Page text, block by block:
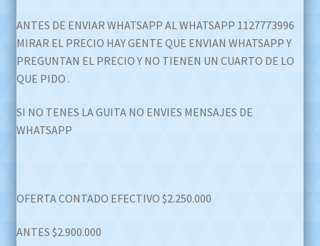
ANTES DE ENVIAR WHATSAPP AL WHATSAPP 1127773996
MIRAR EL PRECIO HAY GENTE QUE ENVIAN WHATSAPP Y
PREGUNTAN EL PRECIO Y NO TIENEN UN CUARTO DE LO
QUE PIDO .
SI NO TENES LA GUITA NO ENVIES MENSAJES DE
WHATSAPP
OFERTA CONTADO EFECTIVO $2.250.000
ANTES $2.900.000